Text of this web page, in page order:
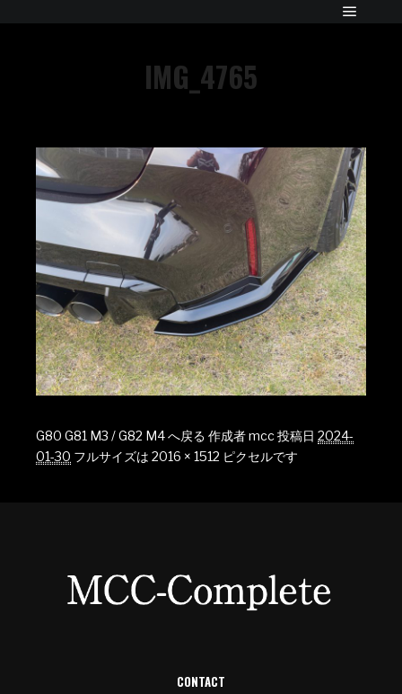
IMG_4765
G80 G81 M3 / G82 M4 へ戻る 作成者mcc投稿日 2024-
01-30 フルサイズは 2016 × 1512 ピクセルです
CONTACT